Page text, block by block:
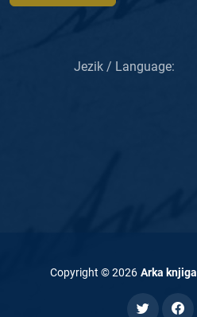
Jezik / Language:
Copyright ©2026 Arka knjiga